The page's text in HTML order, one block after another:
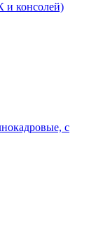
и консолей)
с